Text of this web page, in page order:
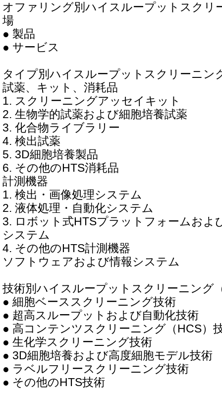
オファリング別ハイスループットスクリ
場
● 製品
● サービス
タイプ別ハイスループットスクリーニン
試薬、キット、消耗品
1. スクリーニングアッセイキット
2. 生物学的試薬および細胞培養試薬
3. 化合物ライブラリー
4. 検出試薬
5. 3D細胞培養製品
6. その他のHTS消耗品
計測機器
1. 検出・画像処理システム
2. 液体処理・自動化システム
3. ロボット式HTSプラットフォームおよ
システム
4. その他のHTS計測機器
ソフトウェアおよび情報システム
技術別ハイスループットスクリーニング
● 細胞ベーススクリーニング技術
● 超高スループットおよび自動化技術
● 高コンテンツスクリーニング（HCS）
● 生化学スクリーニング技術
● 3D細胞培養および高度細胞モデル技術
● ラベルフリースクリーニング技術
● その他のHTS技術